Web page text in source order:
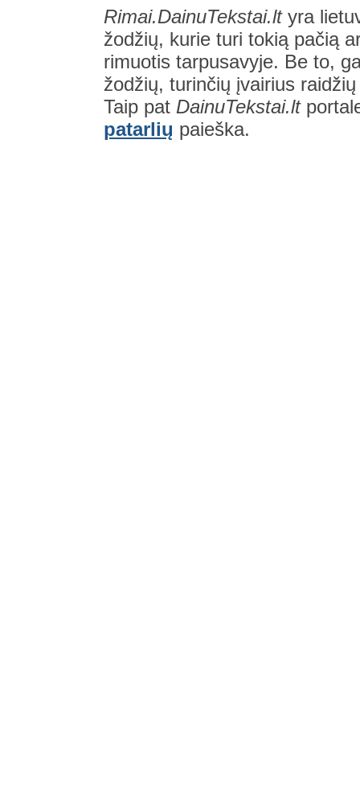
Rimai.DainuTekstai.ltyra
žodžių, kurie turi tokią pačią
rimuotis tarpusavyje. Be to,
žodžių, turinčių įvairius
Taip pat DainuTekstai.lt
patarlių paieška.